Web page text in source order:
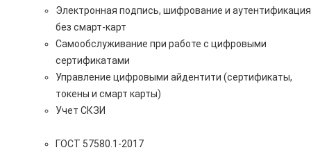
Электронная подпись, шифрование и аутентификация
без смарт-карт
Самообслуживание при работе с цифровыми
сертификатами
Управление цифровыми айдентити (сертификаты,
токены и смарт карты)
Учет СКЗИ
ГОСТ 57580.1-2017